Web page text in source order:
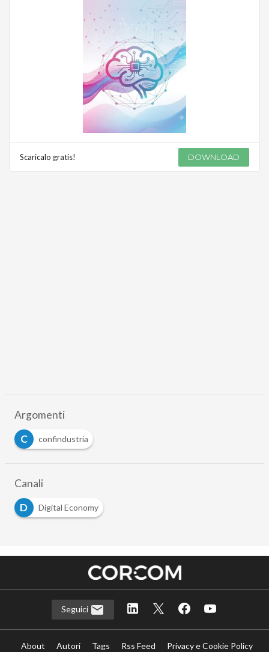
Scaricalo gratis! DOWNLOAD
Argomenti
C
confindustria
Canali
D
Digital Economy
Seguici
About Autori Tags Rss Feed
Privacy e Cookie Policy